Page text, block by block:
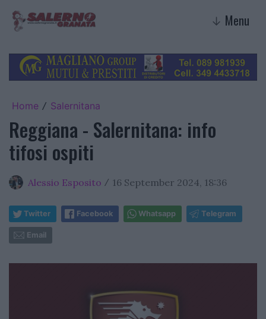
↓ Menu
Home / Salernitana
Reggiana - Salernitana: info
tifosi ospiti
Alessio Esposito / 16 September 2024, 18:36
Twitter Facebook Whatsapp Telegram
Email